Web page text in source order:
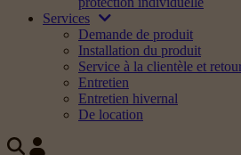
Services
Demande de produit
Installation du produit
Service à la clientèle et
Entretien
Entretien hivernal
De location